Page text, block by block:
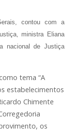
contou com a
ministra Eliana
nacional de Justiça
tema “A
estabelecimentos
Chimente
os